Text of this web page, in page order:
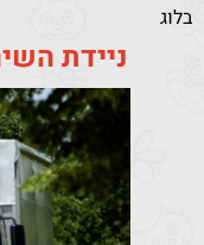
בלוג
ניידת